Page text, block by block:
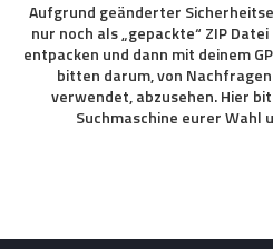
Aufgrund geänderter
nur noch als „gepackte“ ZIP
entpacken und dann mit deinem
bitten darum, von
verwendet, abzusehen. Hier
Suchmaschine eurer Wahl